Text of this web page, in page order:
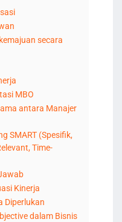
secara
MBO
antara Manajer
SMART (Spesifik,
Time-
Kinerja
Diperlukan
dalam Bisnis